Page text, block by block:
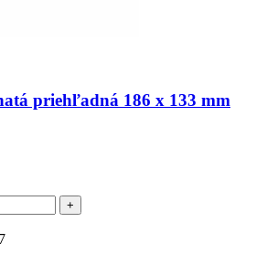
priehľadná 186 x 133 mm